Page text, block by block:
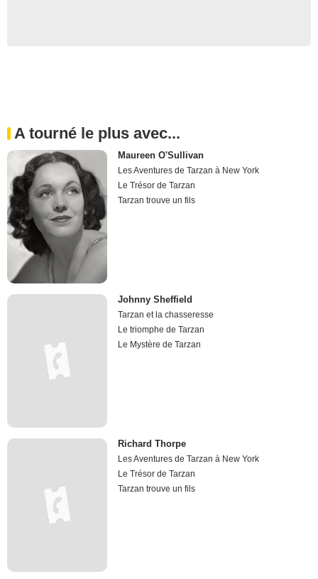
A tourné le plus avec...
Maureen O'Sullivan
Les Aventures de Tarzan à New York
Le Trésor de Tarzan
Tarzan trouve un fils
Johnny Sheffield
Tarzan et la chasseresse
Le triomphe de Tarzan
Le Mystère de Tarzan
Richard Thorpe
Les Aventures de Tarzan à New York
Le Trésor de Tarzan
Tarzan trouve un fils